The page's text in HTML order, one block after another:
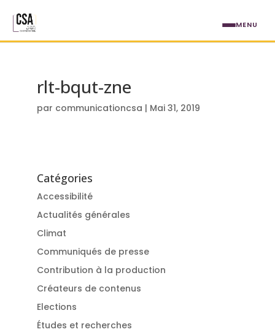
rlt-bqut-zne
par communicationcsa | Mai 31, 2019
Catégories
Accessibilité
Actualités générales
Climat
Communiqués de presse
Contribution à la production
Créateurs de contenus
Elections
Études et recherches
MENU